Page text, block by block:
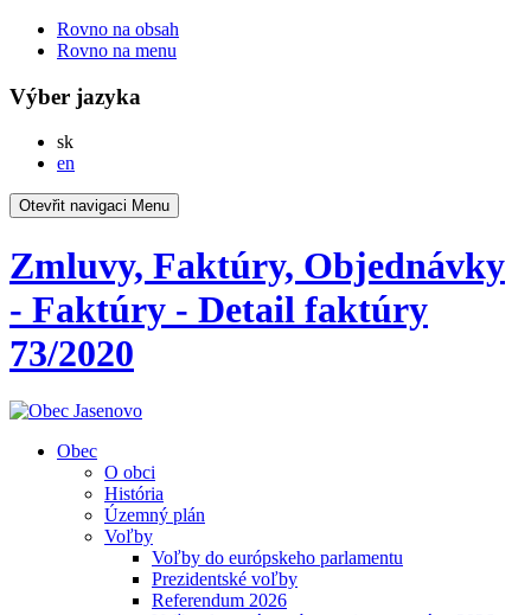
Rovno na obsah
Rovno na menu
Výber jazyka
skSlovensky
en
Otevřit navigaci Menu
Zmluvy, Faktúry, Objednávky
- Faktúry - Detail faktúry
73/2020
Obec
O obci
História
Územný plán
Voľby
Voľby do európskeho parlamentu
Prezidentské voľby
Referendum 2026